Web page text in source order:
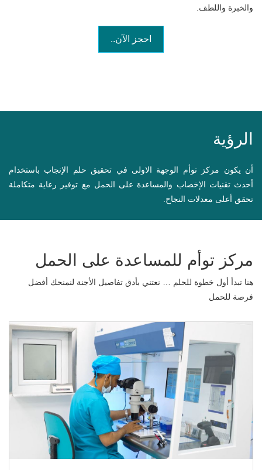
والخبرة واللطف.
احجز الآن..
الرؤية
أن يكون مركز توأم الوجهة الاولى في تحقيق حلم الإنجاب باستخدام
أحدث تقنيات الإخصاب والمساعدة على الحمل مع توفير رعاية متكاملة
تحقق أعلى معدلات النجاح.
مركز توأم للمساعدة على الحمل
هنا تبدأ أول خطوة للحلم … نعتني بأدق تفاصيل الأجنة لنمنحك أفضل
فرصة للحمل